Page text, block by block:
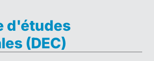
d'études
(DEC)